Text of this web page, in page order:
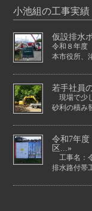
小池組の工事実績
仮設排水
令和８年度
本市役所、
若手社員
現場で少
砂利の積み
令和7年
区...»
工事名：
排水路付帯